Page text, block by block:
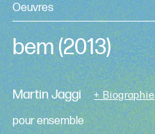
Oeuvres
bem(2013)
Martin Jaggi + Biographie
pour ensemble